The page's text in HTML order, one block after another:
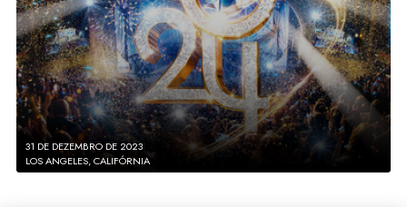
31 DE DEZEMBRO DE 2023
LOS ANGELES, CALIFÓRNIA